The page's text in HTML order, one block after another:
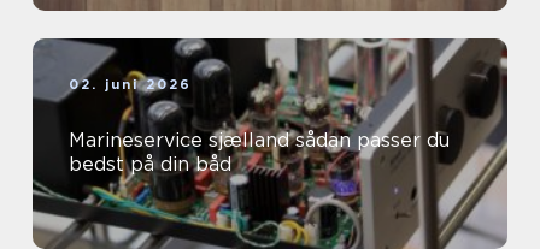
02. juni 2026
Marineservice sjælland sådan passer du
bedst på din båd